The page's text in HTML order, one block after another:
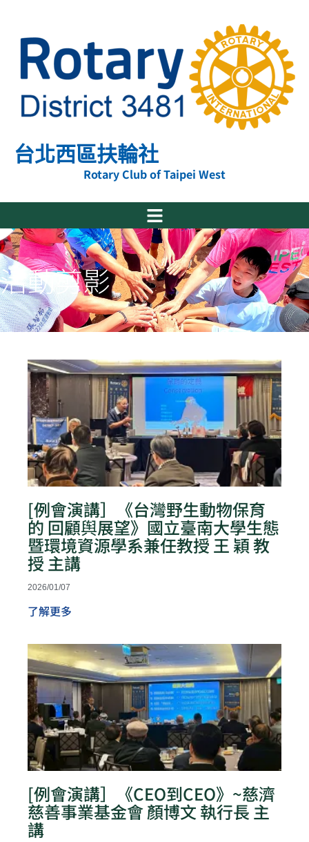
台北西區扶輪社
Rotary Club of Taipei West
活動剪影
[例會演講］《台灣野生動物保育
的 回顧舆展望》國立臺南大學生態
暨環境資源學系兼任教授 王 穎 教
授 主講
2026/01/07
了解更多
[例會演講］《CEO到CEO》~慈濟
慈善事業基金會 顏博文 執行長 主
講
頁
面
頁
面
頁
面
頁
面
頁
面